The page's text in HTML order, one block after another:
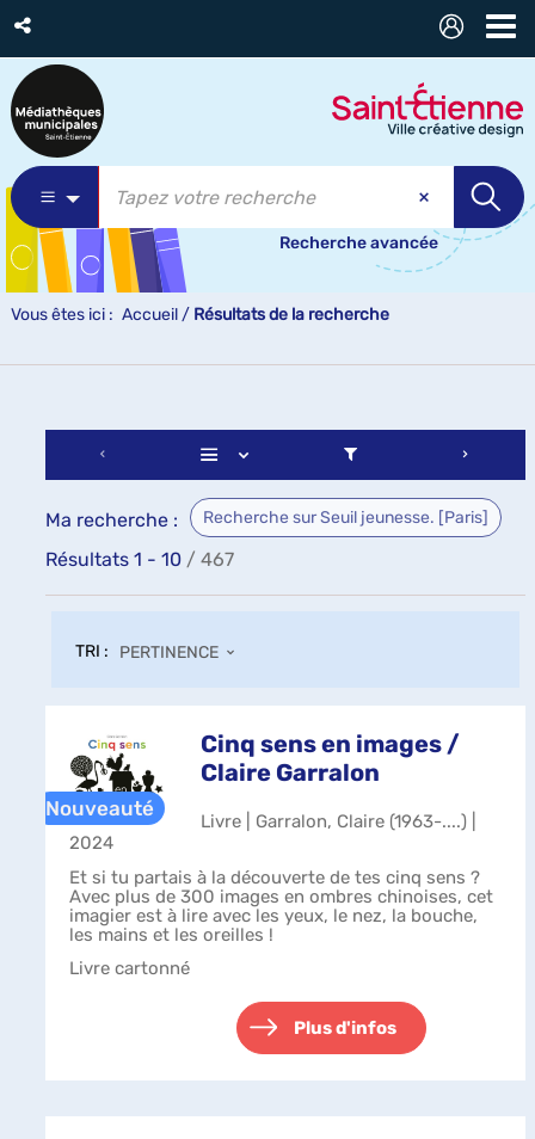
Recherche avancée
Vous êtes ici : Accueil / Résultats de la recherche
Ma recherche : Recherche sur Seuil jeunesse. [Paris]
Résultats 1 - 10 / 467
TRI : PERTINENCE
Cinq sens en images /
Claire Garralon
Livre | Garralon, Claire (1963-....) |
2024
Et si tu partais à la découverte de tes cinq sens ?
Avec plus de 300 images en ombres chinoises, cet
imagier est à lire avec les yeux, le nez, la bouche,
les mains et les oreilles !
Livre cartonné
Plus d'infos